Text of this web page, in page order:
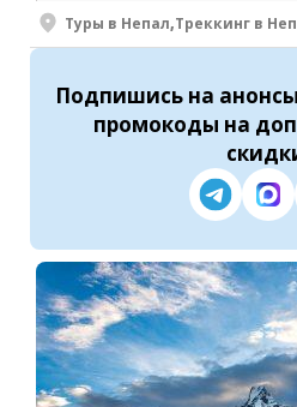
Туры в Непал,Треккинг в
Подпишисьна
промокоды на